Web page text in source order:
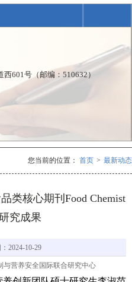
601号（邮编：510632）
您当前的位置： 首页 > 最新动态
类核心期刊Food Chemist
究成果
2024-10-29
与营养安全国际联合研究中心